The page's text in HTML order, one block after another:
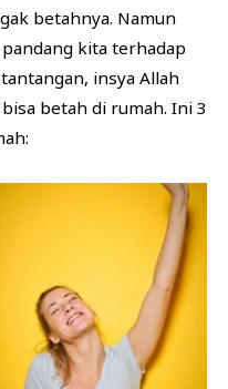
betahnya. Namun
kita terhadap
insya Allah
betah di rumah. Ini 3